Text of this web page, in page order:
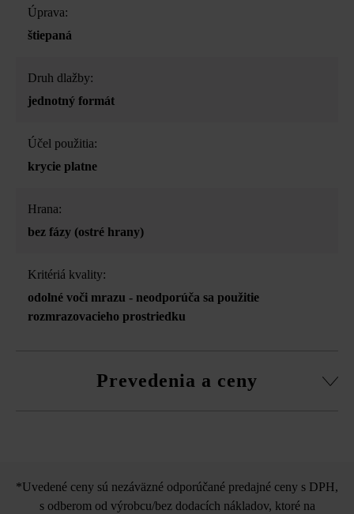
Úprava:
štiepaná
Druh dlažby:
jednotný formát
Účel použitia:
krycie platne
Hrana:
bez fázy (ostré hrany)
Kritériá kvality:
odolné voči mrazu - neodporúča sa použitie
rozmrazovacieho prostriedku
Prevedenia a ceny
vzhľad
*Uvedené ceny sú nezáväzné odporúčané predajné ceny s DPH,
s odberom od výrobcu/bez dodacích nákladov, ktoré na